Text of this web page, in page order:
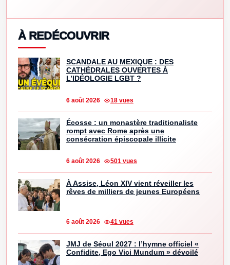
À REDÉCOUVRIR
SCANDALE AU MEXIQUE : DES
CATHÉDRALES OUVERTES À
L’IDÉOLOGIE LGBT ?
6 août 2026 18 vues
Écosse : un monastère traditionaliste
rompt avec Rome après une
consécration épiscopale illicite
6 août 2026 501 vues
À Assise, Léon XIV vient réveiller les
rêves de milliers de jeunes Européens
6 août 2026 41 vues
JMJ de Séoul 2027 : l’hymne officiel «
Confidite, Ego Vici Mundum » dévoilé